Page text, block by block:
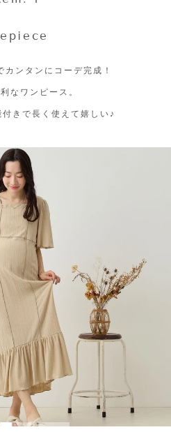
カンタンにコーデ完成！
なワンピース。
きで長く使えて嬉しい♪